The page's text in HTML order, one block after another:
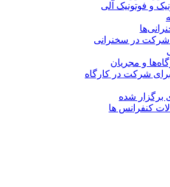
و فوتونیک آلی
در سخنرانی
و مجریان
شرکت در کارگاه
شده
کنفرانس ها